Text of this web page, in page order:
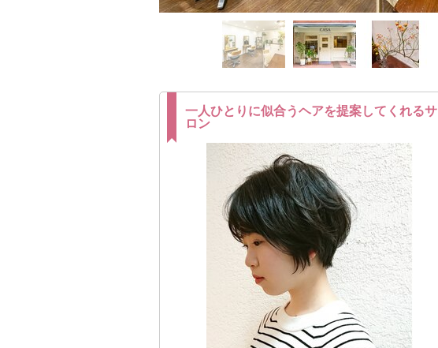
一人ひとりに似合うヘアを提案してくれるサ
ロン